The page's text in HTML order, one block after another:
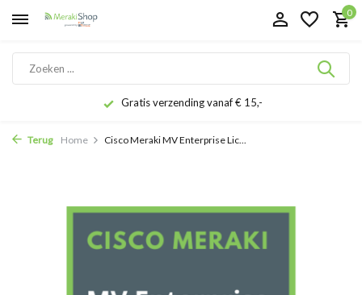
0
Gratis verzending vanaf € 15,-
Terug Home Cisco Meraki MV Enterprise Lic...